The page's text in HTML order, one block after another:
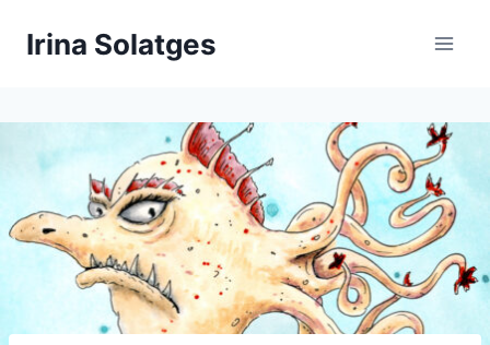
Irina Solatges